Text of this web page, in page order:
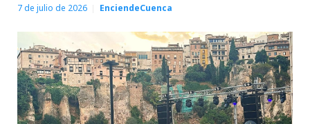
7 de julio de 2026 EnciendeCuenca